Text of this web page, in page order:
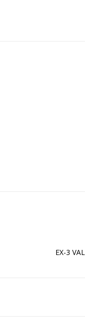
EX-3